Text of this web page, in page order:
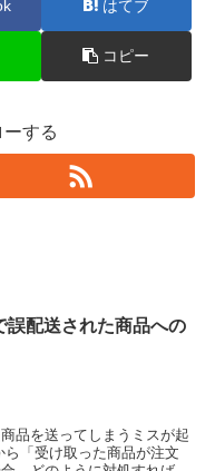
はてブ
コピー
する
誤配送された商品への
品を送ってしまうミスが起
「受け取った商品が注文